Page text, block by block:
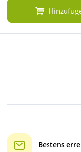
Bestens